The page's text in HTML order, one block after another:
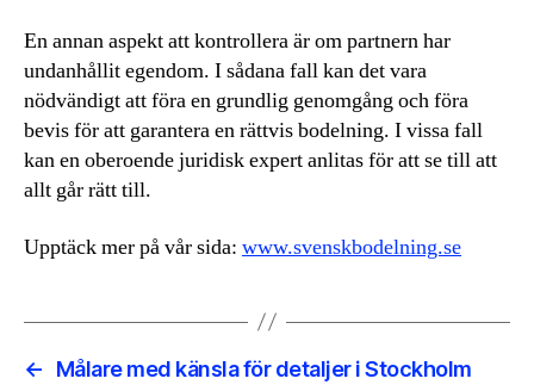
En annan aspekt att kontrollera är om partnern har
undanhållit egendom. I sådana fall kan det vara
nödvändigt att föra en grundlig genomgång och föra
bevis för att garantera en rättvis bodelning. I vissa fall
kan en oberoende juridisk expert anlitas för att se till att
allt går rätt till.
Upptäck mer på vår sida: www.svenskbodelning.se
←
Målare med känsla för detaljer i Stockholm